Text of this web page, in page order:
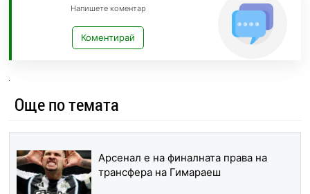
Напишете коментар
Коментирай
Още по темата
Арсенал е на финалната права на
трансфера на Гимараеш